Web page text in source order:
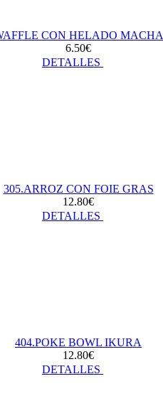
CON HELADO MACHA
6.50€
DETALLES
305.ARROZ CON FOIE GRAS
12.80€
DETALLES
404.POKE BOWL IKURA
12.80€
DETALLES